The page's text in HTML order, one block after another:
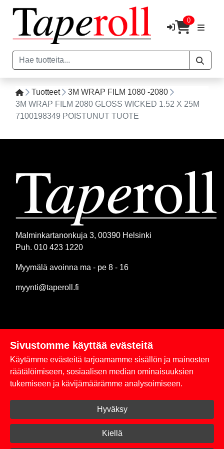
0
Tuotteet
3M WRAP FILM 1080 -2080
3M WRAP FILM 2080 GLOSS WICKED 1.52 X 25M
7100198349 POISTUNUT TUOTE
Malminkartanonkuja 3, 00390 Helsinki
Puh. 010 423 1220
Myymälä avoinna ma - pe 8 - 16
myynti@taperoll.fi
Linkit
Rekisteriseloste
Toimitus- ja maksuehdot
Kirjaudu sisään
Sivustomme käyttää evästeitä
Käytämme evästeitä tarjoamamme sisällön ja mainosten
räätälöimiseen, sosiaalisen median ominaisuuksien
tukemiseen ja kävijämäärämme analysoimiseen.
Hyväksy
Kiellä